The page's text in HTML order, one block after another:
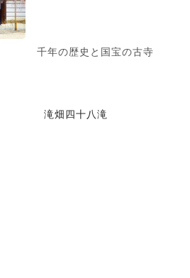
千年の歴史と国宝の古寺
滝畑四十八滝